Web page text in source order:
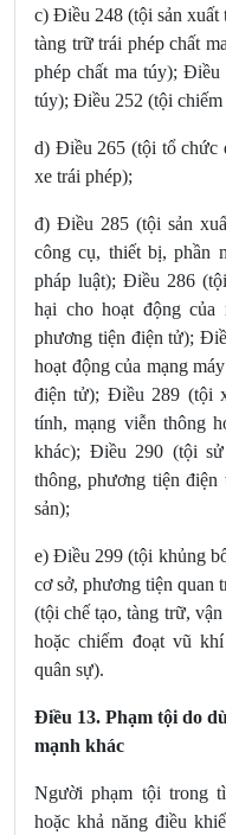
c) Điều 248 (tội sản xuất
tàng trữ trái phép chất
phép chất ma túy); Điều
túy); Điều 252 (tội chiếm
d) Điều 265 (tội tổ chức
xe trái phép);
đ) Điều 285 (tội sản
công cụ, thiết bị, phần
pháp luật); Điều 286
hại cho hoạt động của
phương tiện điện tử);
hoạt động của mạng
điện tử); Điều 289 (tội
tính, mạng viễn thông
khác); Điều 290 (tội
thông, phương tiện
sản);
e) Điều 299 (tội khủng
cơ sở, phương tiện quan
(tội chế tạo, tàng trữ,
hoặc chiếm đoạt vũ
quân sự).
Điều 13. Phạm tội do
mạnh khác
Người phạm tội trong
hoặc khả năng điều